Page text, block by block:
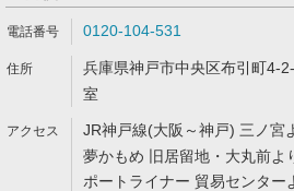
0120-104-531
兵庫県神戸市中央区布引町4-
室
JR神戸線(大阪～神戸) 三ノ宮
夢かもめ 旧居留地・大丸前よ
ポートライナー 貿易センター